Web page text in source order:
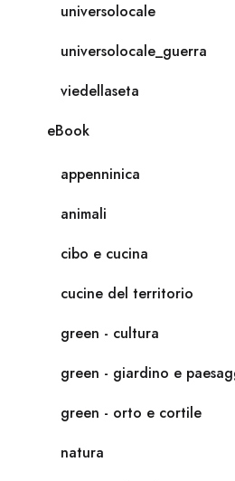
universolocale
universolocale_guerra
viedellaseta
eBook
appenninica
animali
cibo e cucina
cucine del territorio
green - cultura
green - giardino e
green - orto e cortile
natura